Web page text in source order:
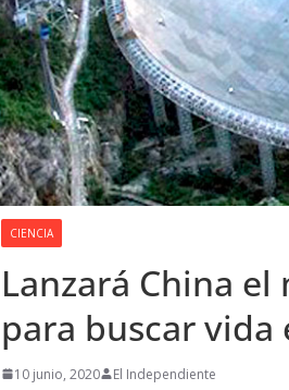
CIENCIA
Lanzará Сhina
para buscar
10 junio, 2020 El Independiente